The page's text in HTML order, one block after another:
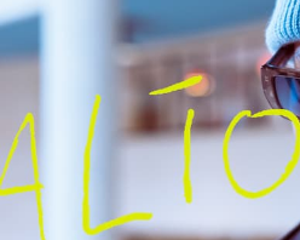
Projecten
Nieuws
Bezoekersinfo